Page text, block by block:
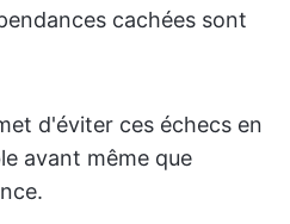
cachées sont
d'éviter ces échecs en
avant même que